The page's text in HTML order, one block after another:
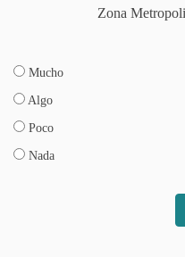
Zona
Mucho
Algo
Poco
Nada